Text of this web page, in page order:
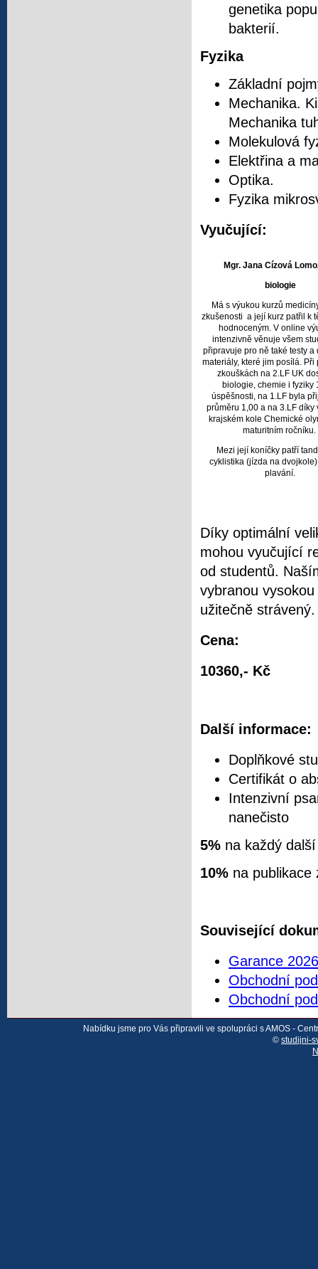
genetika
bakterií.
Fyzika
Základní
Mechanika.
Mechanika
Molekulová
Elektřina a
Optika.
Fyzika
Vyučující:
Mgr. Jana Cízová
biologie
Má s výukou kurzů
zkušenosti a její kurz patřil k
hodnoceným. V online
intenzivně věnuje všem
připravuje pro ně také testy a
materiály, které jim posílá. Při
zkouškách na 2.LF UK
biologie, chemie i fyziky
úspěšnosti, na 1.LF byla
průměru 1,00 a na 3.LF díky
krajském kole Chemické
maturitním ročníku.
Mezi její koníčky patří
cyklistika (jízda na
plavání.
Díky optimální
mohou vyučující
od studentů.
vybranou
užitečně strávený.
Cena:
10360,- Kč
Další informace:
Doplňkové
Certifikát o
Intenzivní
nanečisto
5% na každý
10% na publikace
Související
Garance 2026
Obchodní
Obchodní
Nabídku jsme pro Vás připravili ve spolupráci s AMOS -
© studijni-